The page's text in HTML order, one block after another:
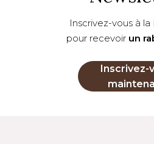
Inscrivez-vous à
pour recevoir un
Inscrivez-